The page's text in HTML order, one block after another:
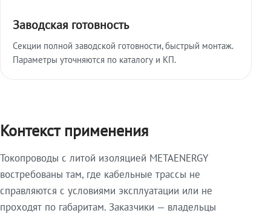
Заводская готовность
Секции полной заводской готовности, быстрый монтаж.
Параметры уточняются по каталогу и КП.
Контекст применения
Токопроводы с литой изоляцией METAENERGY
востребованы там, где кабельные трассы не
справляются с условиями эксплуатации или не
проходят по габаритам. Заказчики — владельцы